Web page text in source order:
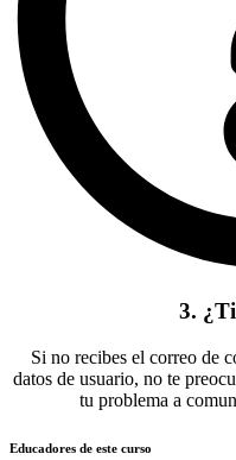
3.
Si no recibes el correo de
datos de usuario, no te
tu problema a
Educadores de este curso